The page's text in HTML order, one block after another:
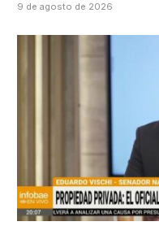
9 de agosto de 2026